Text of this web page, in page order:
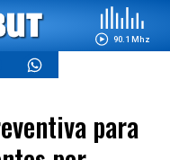
90.1 Mhz
para